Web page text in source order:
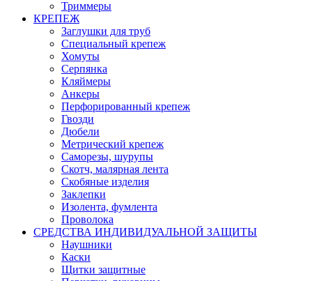
Триммеры
КРЕПЕЖ
Заглушки для труб
Специальный крепеж
Хомуты
Серпянка
Кляймеры
Анкеры
Перфорированный крепеж
Гвозди
Дюбели
Метрический крепеж
Саморезы, шурупы
Скотч, малярная лента
Скобяные изделия
Заклепки
Изолента, фумлента
Проволока
СРЕДСТВА ИНДИВИДУАЛЬНОЙ ЗАЩИТЫ
Наушники
Каски
Щитки защитные